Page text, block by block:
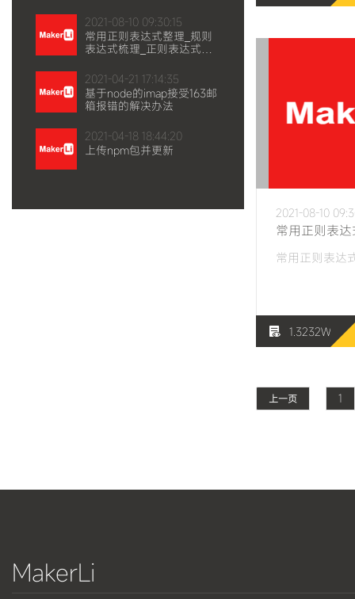
2021-08-10 09:30:15
常用正则表达式整理_规则
表达式梳理_正则表达式实
2021-04-21 17:14:35
基于node的imap接受163邮
箱报错的解决办法
2021-04-18 18:44:20
上传npm包并更新
2021-08-10
常用正则表达
1.3232W
上一页 1
MakerLi